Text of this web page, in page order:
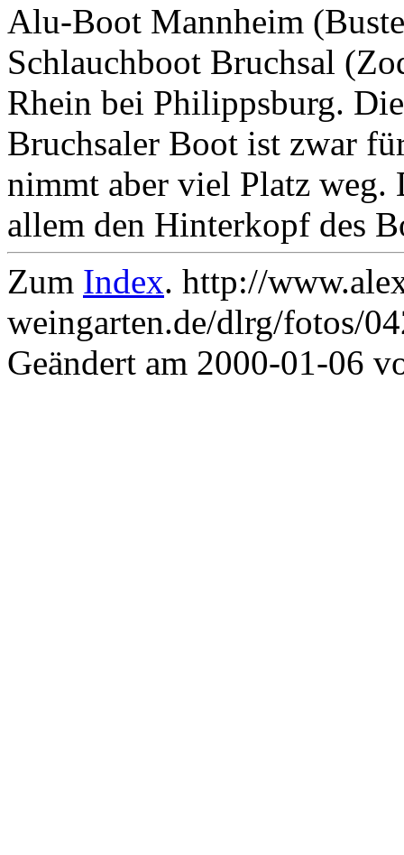
Alu-Boot Mannheim
Schlauchboot Bruchsal
Rhein bei Philippsburg.
Bruchsaler Boot ist zwar
nimmt aber viel Platz weg.
allem den Hinterkopf des
Zum Index. http://
weingarten.de/dlrg/fotos/
Geändert am 2000-01-06